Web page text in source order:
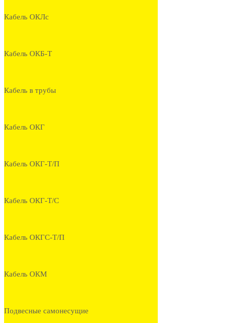
Кабель ОКЛс
Кабель ОКБ-Т
Кабель в трубы
Кабель ОКГ
Кабель ОКГ-Т/П
Кабель ОКГ-Т/С
Кабель ОКГС-Т/П
Кабель ОКМ
Подвесные самонесущие